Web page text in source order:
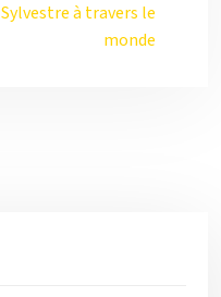
Sylvestre à travers le
monde